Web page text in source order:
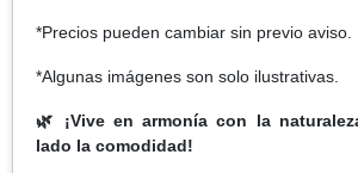
*Precios pueden cambiar sin previo aviso.
*Algunas imágenes son solo ilustrativas.
🌿 ¡Vive en armonía con la
lado la comodidad!